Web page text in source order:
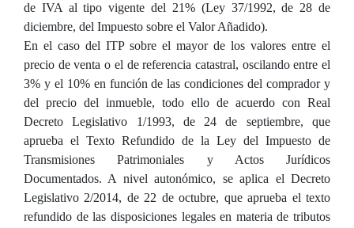
de IVA al tipo vigente del 21% (Ley 37/1992, de 28 de
diciembre, del Impuesto sobre el Valor Añadido).
En el caso del ITP sobre el mayor de los valores entre el
precio de venta o el de referencia catastral, oscilando entre el
3% y el 10% en función de las condiciones del comprador y
del precio del inmueble, todo ello de acuerdo con Real
Decreto Legislativo 1/1993, de 24 de septiembre, que
aprueba el Texto Refundido de la Ley del Impuesto de
Transmisiones Patrimoniales y Actos Jurídicos
Documentados. A nivel autonómico, se aplica el Decreto
Legislativo 2/2014, de 22 de octubre, que aprueba el texto
refundido de las disposiciones legales en materia de tributos